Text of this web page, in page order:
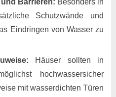
Schutzwände und
Eindringen von Wasser zu
Häuser sollten in
hochwassersicher
mit wasserdichten Türen